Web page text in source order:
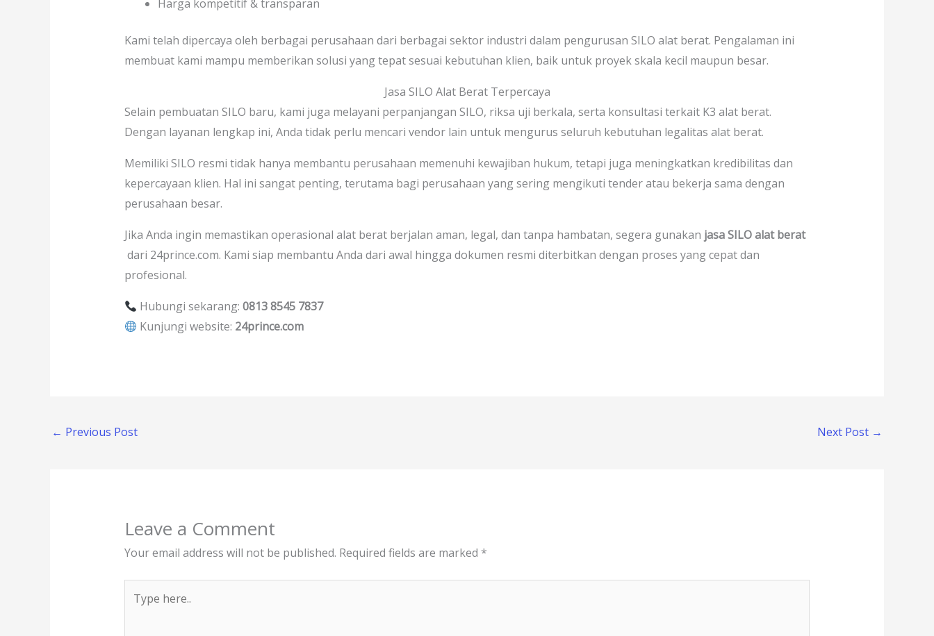
Harga kompetitif & transparan
Kami telah dipercaya oleh berbagai perusahaan dari berbagai sektor industri dalam pengurusan SILO alat berat. Pengalaman ini
membuat kami mampu memberikan solusi yang tepat sesuai kebutuhan klien, baik untuk proyek skala kecil maupun besar.
Jasa SILO Alat Berat Terpercaya
Selain pembuatan SILO baru, kami juga melayani perpanjangan SILO, riksa uji berkala, serta konsultasi terkait K3 alat berat.
Dengan layanan lengkap ini, Anda tidak perlu mencari vendor lain untuk mengurus seluruh kebutuhan legalitas alat berat.
Memiliki SILO resmi tidak hanya membantu perusahaan memenuhi kewajiban hukum, tetapi juga meningkatkan kredibilitas dan
kepercayaan klien. Hal ini sangat penting, terutama bagi perusahaan yang sering mengikuti tender atau bekerja sama dengan
perusahaan besar.
Jika Anda ingin memastikan operasional alat berat berjalan aman, legal, dan tanpa hambatan, segera gunakan jasa SILO alat berat
dari 24prince.com. Kami siap membantu Anda dari awal hingga dokumen resmi diterbitkan dengan proses yang cepat dan
profesional.
Hubungi sekarang: 0813 8545 7837
Kunjungi website: 24prince.com
← Previous Post Next Post →
Leave a Comment
Your email address will not be published. Required fields are marked *
here..